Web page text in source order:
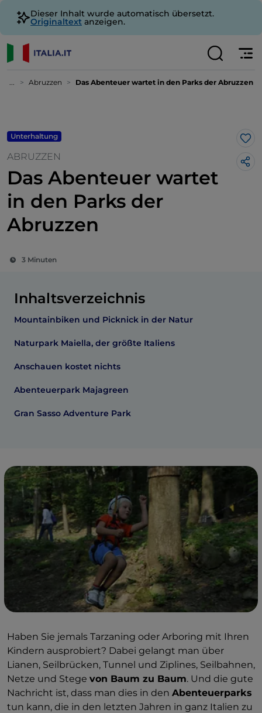
Dieser Inhalt wurde automatisch übersetzt.
Originaltext anzeigen.
... Abruzzen Das Abenteuer wartet in den Parks der Abruzzen
Unterhaltung
ABRUZZEN
Das Abenteuer wartet
in den Parks der
Abruzzen
3 Minuten
Inhaltsverzeichnis
Mountainbiken und Picknick in der Natur
Naturpark Maiella, der größte Italiens
Anschauen kostet nichts
Abenteuerpark Majagreen
Gran Sasso Adventure Park
Haben Sie jemals Tarzaning oder Arboring mit Ihren
Kindern ausprobiert? Dabei gelangt man über
Lianen, Seilbrücken, Tunnel und Ziplines, Seilbahnen,
Netze und Stege von Baum zu Baum. Und die gute
Nachricht ist, dass man dies in den Abenteuerparks
tun kann, die in den letzten Jahren in ganz Italien zu